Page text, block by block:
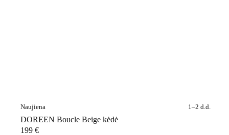
Naujiena 1–2 d.d.
DOREEN Boucle Beige kėdė
199 €